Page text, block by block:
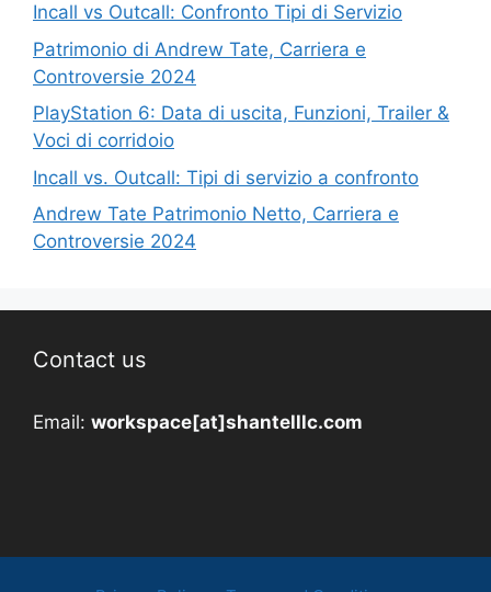
Incall vs Outcall: Confronto Tipi di Servizio
Patrimonio di Andrew Tate, Carriera e
Controversie 2024
PlayStation 6: Data di uscita, Funzioni, Trailer &
Voci di corridoio
Incall vs. Outcall: Tipi di servizio a confronto
Andrew Tate Patrimonio Netto, Carriera e
Controversie 2024
Contact us
Email: workspace[at]shantelllc.com